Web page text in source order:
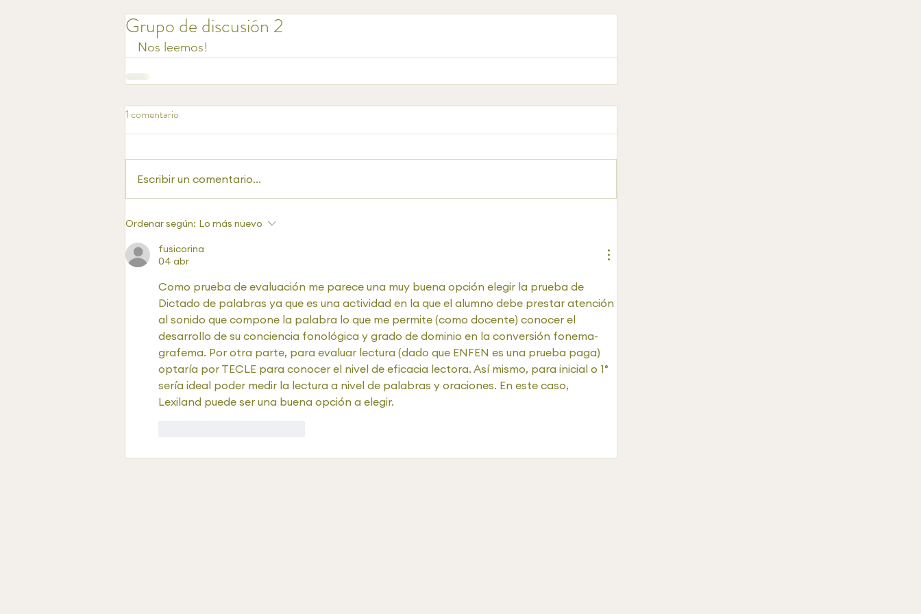
Grupo de discusión 2
Nos leemos!
1 comentario
Escribir un comentario...
Ordenar según: Lo más nuevo
fusicorina
04 abr
Como prueba de evaluación me parece una muy buena opción elegir la prueba de
Dictado de palabras ya que es una actividad en la que el alumno debe prestar atención
al sonido que compone la palabra lo que me permite (como docente) conocer el
desarrollo de su conciencia fonológica y grado de dominio en la conversión fonema-
grafema. Por otra parte, para evaluar lectura (dado que ENFEN es una prueba paga)
optaría por TECLE para conocer el nivel de eficacia lectora. Así mismo, para inicial o 1°
sería ideal poder medir la lectura a nivel de palabras y oraciones. En este caso,
Lexiland puede ser una buena opción a elegir.